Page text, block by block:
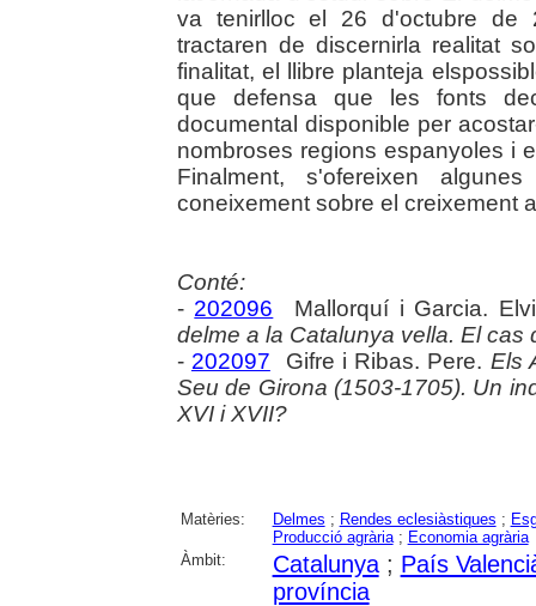
va tenirlloc el 26 d'octubre de
tractaren de discernirla realitat
finalitat, el llibre planteja
que defensa que les fonts
documental disponible per
nombroses regions espanyoles i
Finalment, s'ofereixen
coneixement sobre el creixement
Conté:
- 202096 Mallorquí i Garcia.
delme a la Catalunya vella. El cas
- 202097 Gifre i Ribas. Pere. Els
Seu de Girona (1503-1705). Un
XVI i XVII?
Matèries: Delmes ; Rendes eclesiàstiques ;
Producció agrària; Economia agrària
Àmbit:
Catalunya; País
província